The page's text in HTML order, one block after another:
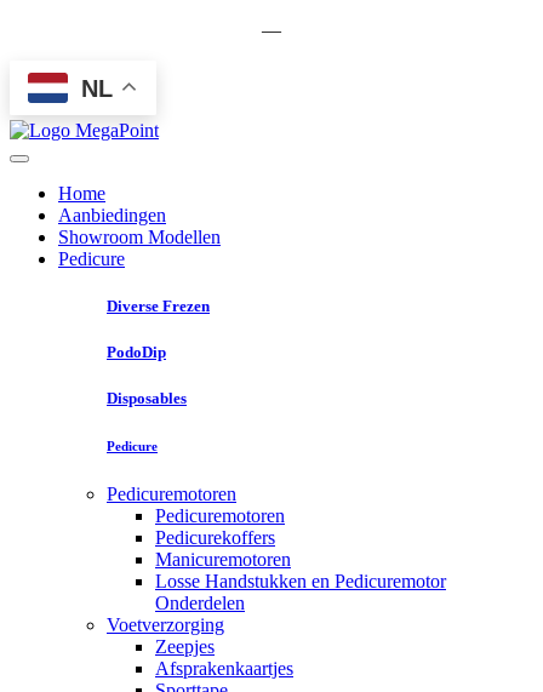
—
NL
Home
Aanbiedingen
Showroom Modellen
Pedicure
Diverse Frezen
PodoDip
Disposables
Pedicure
Pedicuremotoren
Pedicuremotoren
Pedicurekoffers
Manicuremotoren
Losse Handstukken en Pedicuremotor
Onderdelen
Voetverzorging
Zeepjes
Afsprakenkaartjes